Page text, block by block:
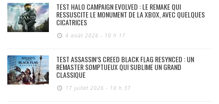
TEST HALO CAMPAIGN EVOLVED : LE REMAKE QUI
RESSUSCITE LE MONUMENT DE LA XBOX, AVEC QUELQUES
CICATRICES
4 août 2026 - 10 h 17
TEST ASSASSIN’S CREED BLACK FLAG RESYNCED : UN
REMASTER SOMPTUEUX QUI SUBLIME UN GRAND
CLASSIQUE
17 juillet 2026 - 10 h 37